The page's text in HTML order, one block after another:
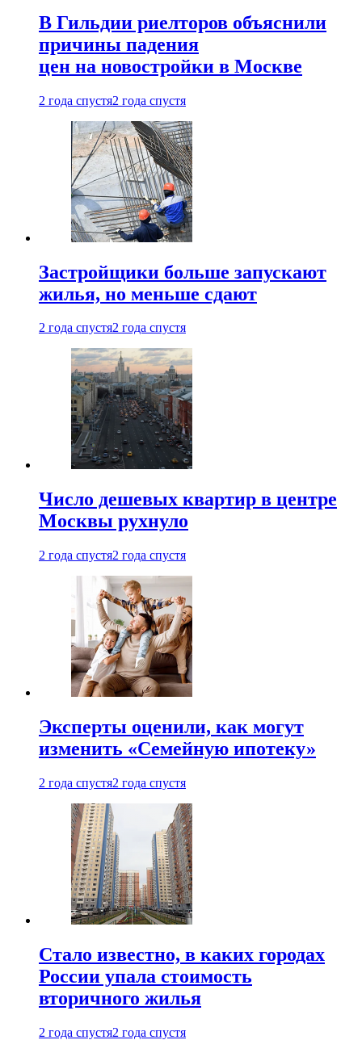
В Гильдии риелторов объяснили
причины падения
цен на новостройки в Москве
2 года спустя2 года спустя
Застройщики больше запускают
жилья, но меньше сдают
2 года спустя2 года спустя
Число дешевых квартир в центре
Москвы рухнуло
2 года спустя2 года спустя
Эксперты оценили, как могут
изменить «Семейную ипотеку»
2 года спустя2 года спустя
Стало известно, в каких городах
России упала стоимость
вторичного жилья
2 года спустя2 года спустя